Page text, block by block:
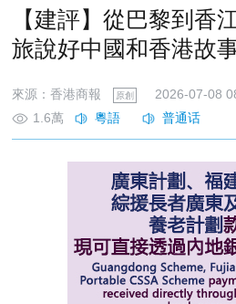
【建評】從巴黎到香
旅說好中國和香港故
來源：香港商報 原創
2026-07-08
1.6萬